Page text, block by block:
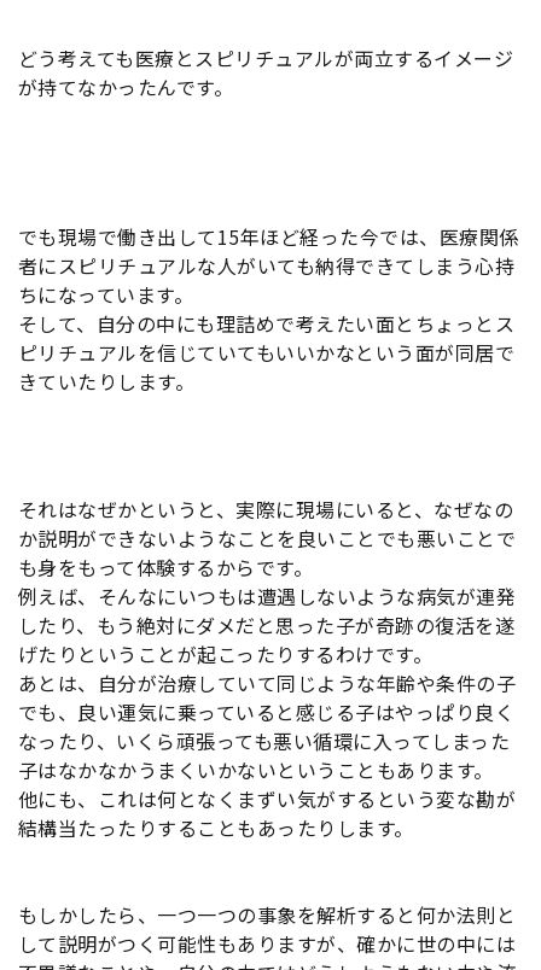
どう考えても医療とスピリチュアルが両立するイメージ
が持てなかったんです。
でも現場で働き出して15年ほど経った今では、医療関係
者にスピリチュアルな人がいても納得できてしまう心持
ちになっています。
そして、自分の中にも理詰めで考えたい面とちょっとス
ピリチュアルを信じていてもいいかなという面が同居で
きていたりします。
それはなぜかというと、実際に現場にいると、なぜなの
か説明ができないようなことを良いことでも悪いことで
も身をもって体験するからです。
例えば、そんなにいつもは遭遇しないような病気が連発
したり、もう絶対にダメだと思った子が奇跡の復活を遂
げたりということが起こったりするわけです。
あとは、自分が治療していて同じような年齢や条件の子
でも、良い運気に乗っていると感じる子はやっぱり良く
なったり、いくら頑張っても悪い循環に入ってしまった
子はなかなかうまくいかないということもあります。
他にも、これは何となくまずい気がするという変な勘が
結構当たったりすることもあったりします。
もしかしたら、一つ一つの事象を解析すると何か法則と
して説明がつく可能性もありますが、確かに世の中には